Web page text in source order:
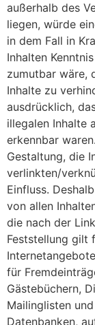
außerhalb des
liegen, würde
in dem Fall in
Inhalten
zumutbar wäre,
Inhalte zu
ausdrücklich,
illegalen Inhalte
erkennbar
Gestaltung, die
verlinkten/
Einfluss.
von allen
die nach der
Feststellung gilt
für
Gästebüchern,
Mailinglisten
Datenbanken,